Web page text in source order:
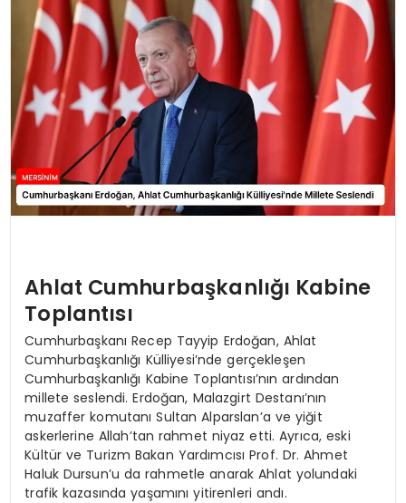
Ahlat Cumhurbaşkanlığı Kabine
Toplantısı
Cumhurbaşkanı Recep Tayyip Erdoğan, Ahlat
Cumhurbaşkanlığı Külliyesi’nde gerçekleşen
Cumhurbaşkanlığı Kabine Toplantısı’nın ardından
millete seslendi. Erdoğan, Malazgirt Destanı’nın
muzaffer komutanı Sultan Alparslan’a ve yiğit
askerlerine Allah’tan rahmet niyaz etti. Ayrıca, eski
Kültür ve Turizm Bakan Yardımcısı Prof. Dr. Ahmet
Haluk Dursun’u da rahmetle anarak Ahlat yolundaki
trafik kazasında yaşamını yitirenleri andı.